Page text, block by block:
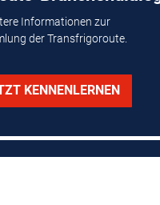
Informationen zur
der Transfrigoroute.
KENNENLERNEN